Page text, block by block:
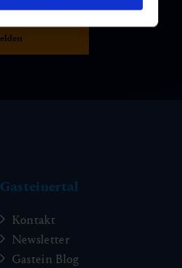
Gasteinertal
Kontakt
Newsletter
Gastein Blog